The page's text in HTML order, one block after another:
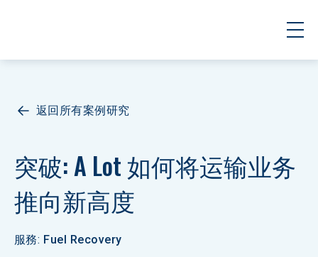
返回所有案例研究
突破: A Lot 如何将运输业务
推向新高度
服務: Fuel Recovery